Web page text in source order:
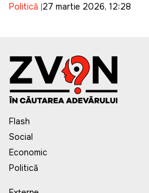
câștigă, oamenii suferă"
Politică 27 martie 2026, 12:28
Flash
Social
Economic
Politică